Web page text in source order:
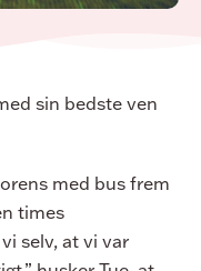
sin bedste ven
med bus frem
times
selv, at vi var